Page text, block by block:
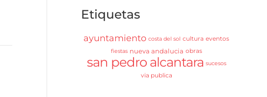
Etiquetas
ayuntamiento costa del sol cultura eventos
fiestas nueva andalucia obras
san pedro alcantara sucesos
via publica